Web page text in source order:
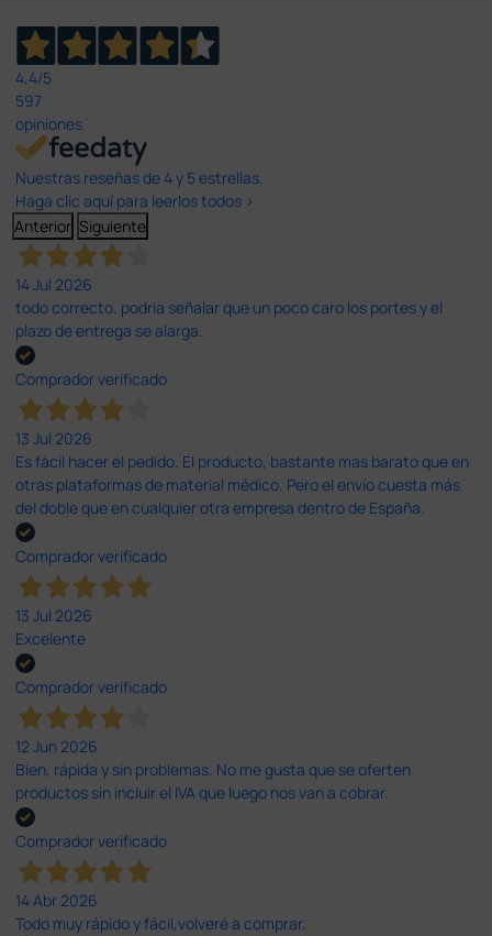
4,4/5
597
opiniones
Nuestras reseñas de 4 y 5 estrellas.
Haga clic aquí para leerlos todos >
Anterior Siguiente
14 Jul 2026
todo correcto. podria señalar que un poco caro los portes y el
plazo de entrega se alarga.
Comprador verificado
13 Jul 2026
Es fácil hacer el pedido. El producto, bastante mas barato que en
otras plataformas de material médico. Pero el envío cuesta más
del doble que en cualquier otra empresa dentro de España.
Comprador verificado
13 Jul 2026
Excelente
Comprador verificado
12 Jun 2026
Bien, rápida y sin problemas. No me gusta que se oferten
productos sin incluir el IVA que luego nos van a cobrar.
Comprador verificado
14 Abr 2026
Todo muy rápido y fácil,volveré a comprar.